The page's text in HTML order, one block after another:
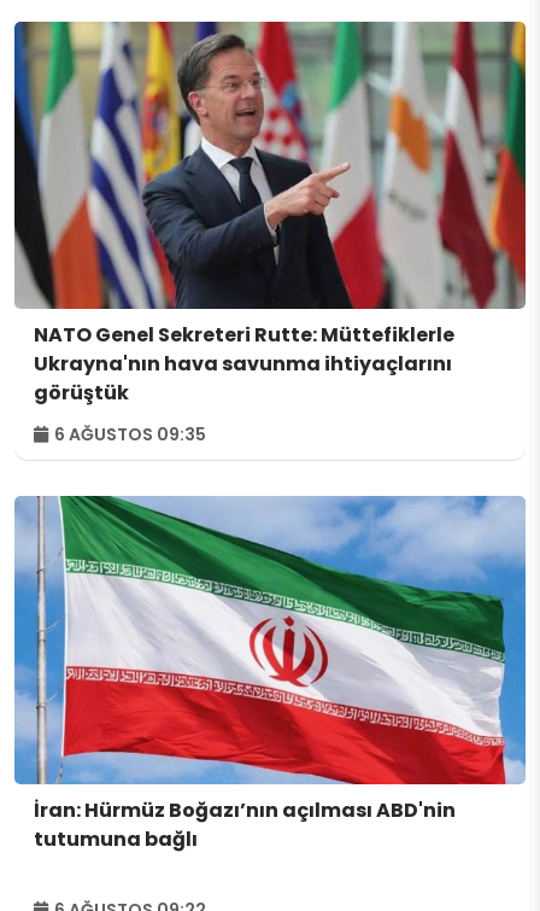
NATO Genel Sekreteri Rutte: Müttefiklerle
Ukrayna'nın hava savunma ihtiyaçlarını
görüştük
6 AĞUSTOS 09:35
İran: Hürmüz Boğazı’nın açılması ABD'nin
tutumuna bağlı